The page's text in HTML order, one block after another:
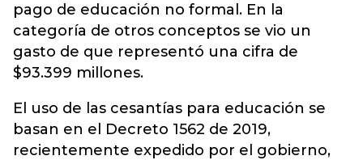
pago de educación no formal. En la
categoría de otros conceptos se vio un
gasto de que representó una cifra de
$93.399 millones.
El uso de las cesantías para educación se
basan en el Decreto 1562 de 2019,
recientemente expedido por el gobierno,